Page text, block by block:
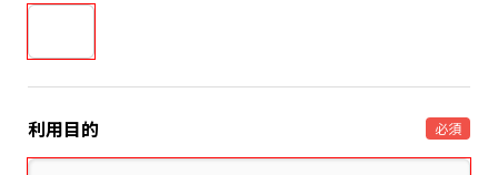
利用目的 必須